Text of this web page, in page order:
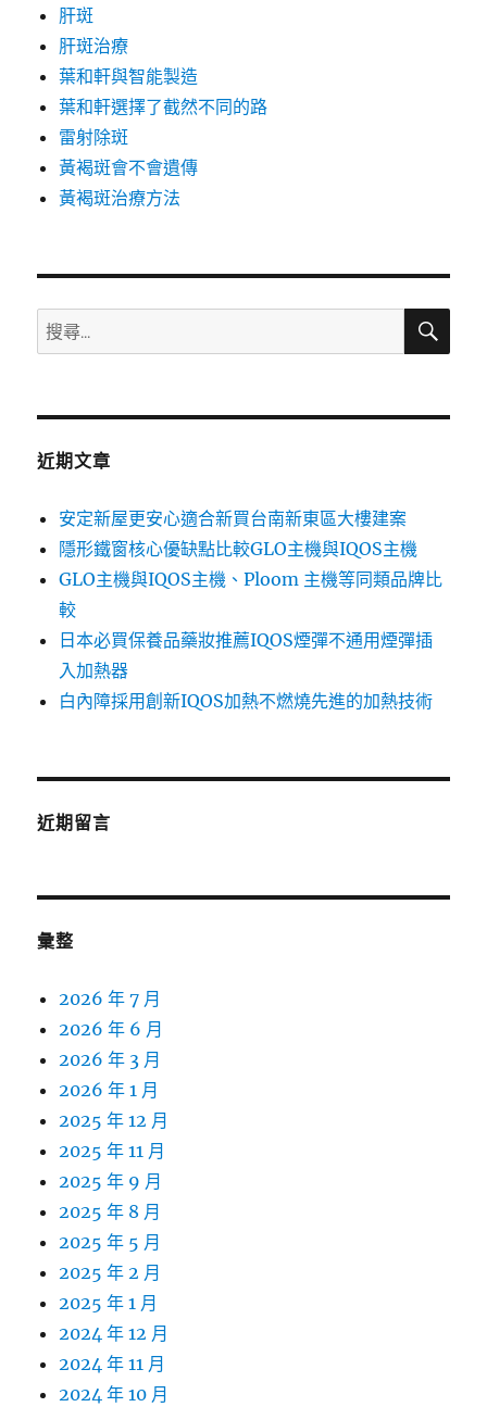
肝斑
肝斑治療
葉和軒與智能製造
葉和軒選擇了截然不同的路
雷射除斑
黃褐斑會不會遺傳
黃褐斑治療方法
搜
尋
鍵
搜
近期文章
安定新屋更安心適合新買台南新東區大樓建案
隱形鐵窗核心優缺點比較GLO主機與IQOS主機
GLO主機與IQOS主機、Ploom 主機等同類品牌比
較
日本必買保養品藥妝推薦IQOS煙彈不通用煙彈插
入加熱器
白內障採用創新IQOS加熱不燃燒先進的加熱技術
近期留言
彙整
2026 年 7 月
2026 年 6 月
2026 年 3 月
2026 年 1 月
2025 年 12 月
2025 年 11 月
2025 年 9 月
2025 年 8 月
2025 年 5 月
2025 年 2 月
2025 年 1 月
2024 年 12 月
2024 年 11 月
2024 年 10 月